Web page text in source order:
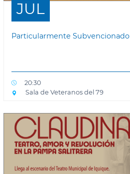
JUL
Particularmente Subvencionado
20:30
Sala de Veteranos del 79